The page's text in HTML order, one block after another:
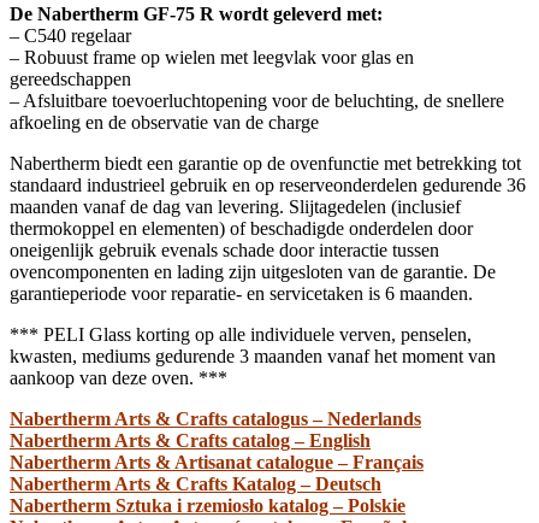
De Nabertherm GF-75 R wordt geleverd met:
– C540 regelaar
– Robuust frame op wielen met leegvlak voor glas en
gereedschappen
– Afsluitbare toevoerluchtopening voor de beluchting, de snellere
afkoeling en de observatie van de charge
Nabertherm biedt een garantie op de ovenfunctie met betrekking tot
standaard industrieel gebruik en op reserveonderdelen gedurende 36
maanden vanaf de dag van levering. Slijtagedelen (inclusief
thermokoppel en elementen) of beschadigde onderdelen door
oneigenlijk gebruik evenals schade door interactie tussen
ovencomponenten en lading zijn uitgesloten van de garantie. De
garantieperiode voor reparatie- en servicetaken is 6 maanden.
*** PELI Glass korting op alle individuele verven, penselen,
kwasten, mediums gedurende 3 maanden vanaf het moment van
aankoop van deze oven. ***
Nabertherm Arts & Crafts catalogus – Nederlands
Nabertherm Arts & Crafts catalog – English
Nabertherm Arts & Artisanat catalogue – Français
Nabertherm Arts & Crafts Katalog – Deutsch
Nabertherm Sztuka i rzemiosło katalog – Polskie